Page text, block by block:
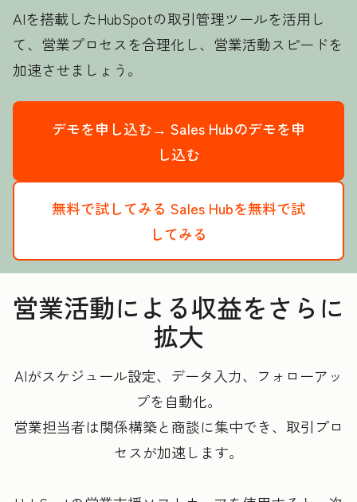
AIを搭載したHubSpotの取引管理ツールを活用し
て、営業プロセスを合理化し、営業活動スピードを
加速させましょう。
デモを申し込む→ Sales Hubのデモを申
し込む
無料で試してみる Sales Hubを無料で試
してみる
営業活動による収益をさらに
拡大
AIがスケジュール設定、データ入力、フォローアッ
プを自動化。
営業担当者は関係構築と商談に集中でき、取引プロ
セスが加速します。